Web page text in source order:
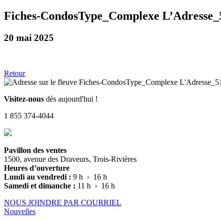
Fiches-CondosType_Complexe
20 mai 2025
Retour
Visitez-nous dès aujourd'hui !
1 855 374-4044
Pavillon des ventes
1500, avenue des Draveurs, Trois-Rivières
Heures d’ouverture
Lundi au vendredi : 9 h › 16 h
Samedi et dimanche : 11 h › 16 h
NOUS JOINDRE PAR COURRIEL
Nouvelles